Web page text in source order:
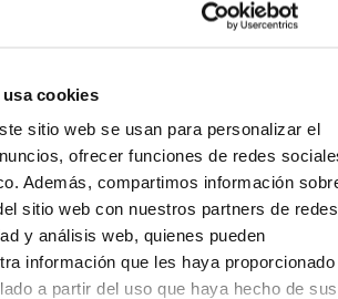
cookies
sitio web se usan para personalizar el
ofrecer funciones de redes
Además, compartimos información
sitio web con nuestros partners de redes
y análisis web, quienes pueden
información que les haya proporcionado
a partir del uso que haya hecho de sus